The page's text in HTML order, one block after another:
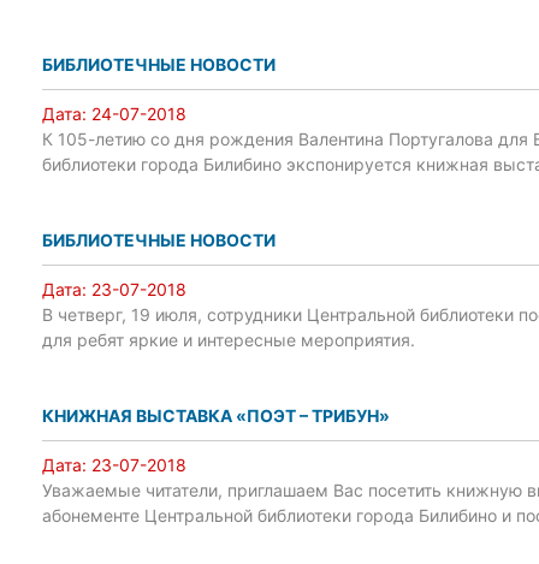
БИБЛИОТЕЧНЫЕ НОВОСТИ
Дата: 24-07-2018
К 105-летию со дня рождения Валентина Португалова для
библиотеки города Билибино экспонируется книжная
БИБЛИОТЕЧНЫЕ НОВОСТИ
Дата: 23-07-2018
В четверг, 19 июля, сотрудники Центральной библиотеки
для ребят яркие и интересные мероприятия.
КНИЖНАЯ ВЫСТАВКА «ПОЭТ – ТРИБУН»
Дата: 23-07-2018
Уважаемые читатели, приглашаем Вас посетить книжную
абонементе Центральной библиотеки города Билибино и